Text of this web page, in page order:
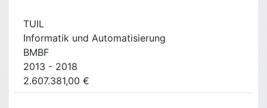
TUIL
Informatik und Automatisierung
BMBF
2013 - 2018
2.607.381,00 €